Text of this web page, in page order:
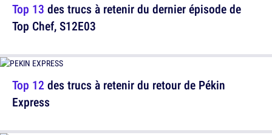
Top 12 des trucs à retenir du retour de Pékin
Express
Top 13 des trucs à retenir du dernier épisode de
Top Chef, S12E03